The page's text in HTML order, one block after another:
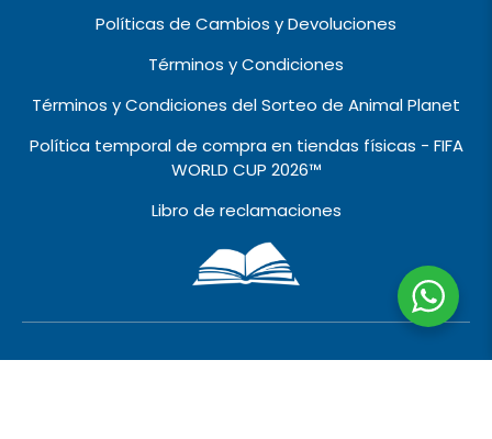
Políticas de Cambios y Devoluciones
Términos y Condiciones
Términos y Condiciones del Sorteo de Animal Planet
Política temporal de compra en tiendas físicas - FIFA
WORLD CUP 2026™️
Libro de reclamaciones